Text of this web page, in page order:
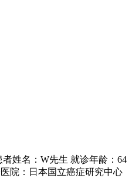
姓名：W先生 就诊年龄：64
院：日本国立癌症研究中心